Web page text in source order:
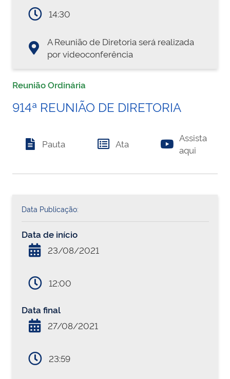
14:30
A Reunião de Diretoria será realizada
por videoconferência
Reunião Ordinária
914ª REUNIÃO DE DIRETORIA
Pauta Ata
Assista
aqui
Data Publicação:
Data de início
23/08/2021
12:00
Data final
27/08/2021
23:59